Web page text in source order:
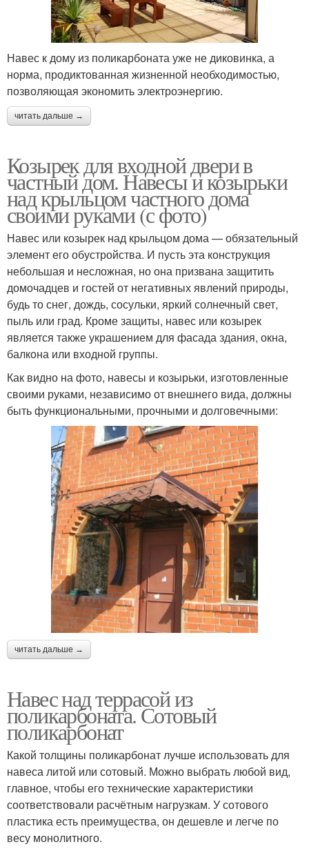
Навес к дому из поликарбоната уже не диковинка, а
норма, продиктованная жизненной необходимостью,
позволяющая экономить электроэнергию.
читать дальше →
Козырек для входной двери в
частный дом. Навесы и козырьки
над крыльцом частного дома
своими руками (с фото)
Навес или козырек над крыльцом дома — обязательный
элемент его обустройства. И пусть эта конструкция
небольшая и несложная, но она призвана защитить
домочадцев и гостей от негативных явлений природы,
будь то снег, дождь, сосульки, яркий солнечный свет,
пыль или град. Кроме защиты, навес или козырек
является также украшением для фасада здания, окна,
балкона или входной группы.
Как видно на фото, навесы и козырьки, изготовленные
своими руками, независимо от внешнего вида, должны
быть функциональными, прочными и долговечными:
читать дальше →
Навес над террасой из
поликарбоната. Сотовый
поликарбонат
Какой толщины поликарбонат лучше использовать для
навеса литой или сотовый. Можно выбрать любой вид,
главное, чтобы его технические характеристики
соответствовали расчётным нагрузкам. У сотового
пластика есть преимущества, он дешевле и легче по
весу монолитного.